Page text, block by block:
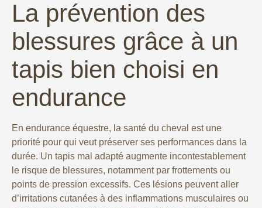
La prévention des
blessures grâce à un
tapis bien choisi en
endurance
En endurance équestre, la santé du cheval est une
priorité pour qui veut préserver ses performances dans la
durée. Un tapis mal adapté augmente incontestablement
le risque de blessures, notamment par frottements ou
points de pression excessifs. Ces lésions peuvent aller
d’irritations cutanées à des inflammations musculaires ou